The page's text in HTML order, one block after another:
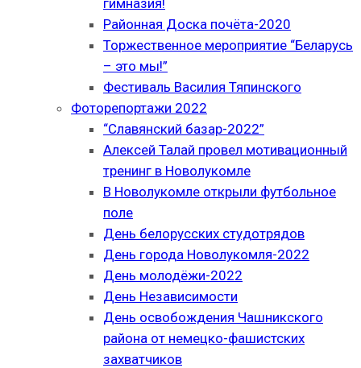
гимназия!
Районная Доска почёта-2020
Торжественное мероприятие “Беларусь
– это мы!”
Фестиваль Василия Тяпинского
Фоторепортажи 2022
“Славянский базар-2022”
Алексей Талай провел мотивационный
тренинг в Новолукомле
В Новолукомле открыли футбольное
поле
День белорусских студотрядов
День города Новолукомля-2022
День молодёжи-2022
День Независимости
День освобождения Чашникского
района от немецко-фашистских
захватчиков